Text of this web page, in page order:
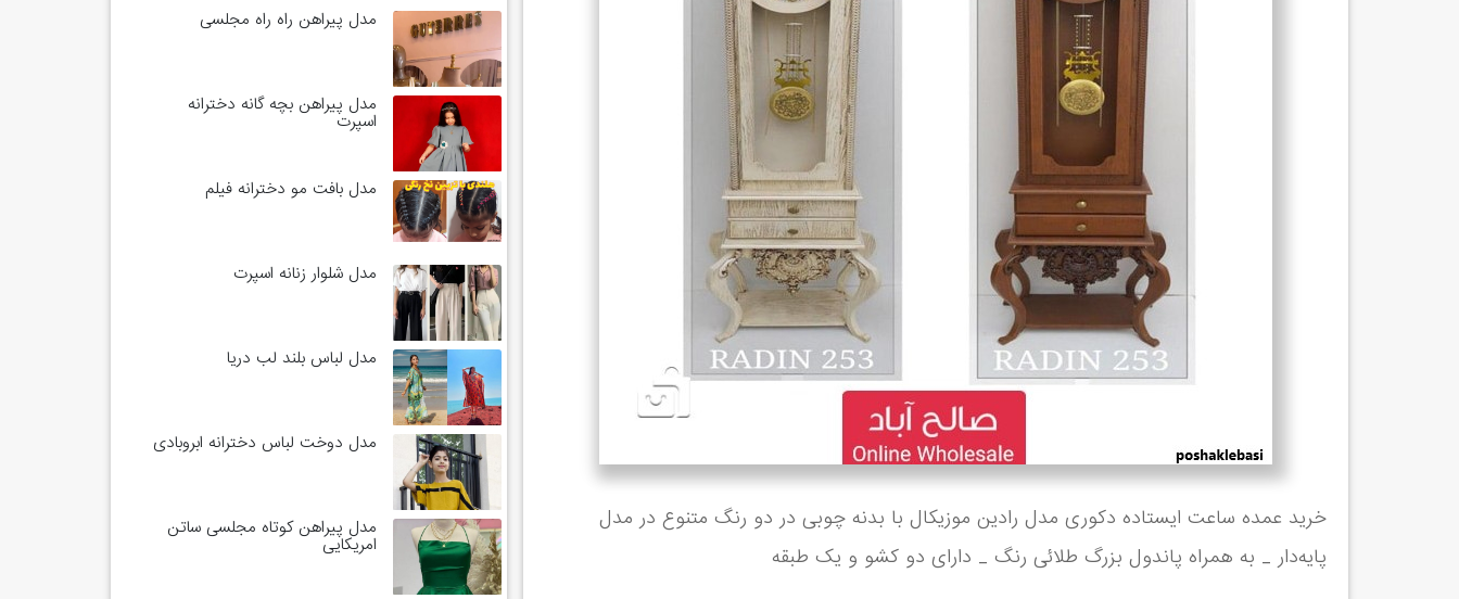
خرید عمده ساعت ایستاده دکوری مدل رادین موزیکال با بدنه چوبی در دو رنگ متنوع در مدل
پایه‌دار _ به همراه پاندول بزرگ طلائی رنگ _ دارای دو کشو و یک طبقه
مدل پیراهن راه راه مجلسی
مدل پیراهن بچه گانه دخترانه
اسپرت
مدل بافت مو دخترانه فیلم
مدل شلوار زنانه اسپرت
مدل لباس بلند لب دریا
مدل دوخت لباس دخترانه ابروبادی
مدل پیراهن کوتاه مجلسی ساتن
امریکایی